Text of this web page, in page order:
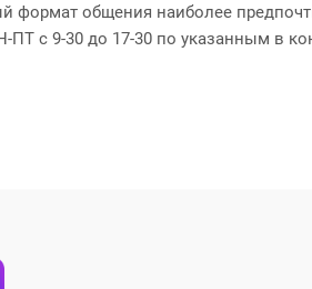
формат общения наиболее
с 9-30 до 17-30 по указанным в